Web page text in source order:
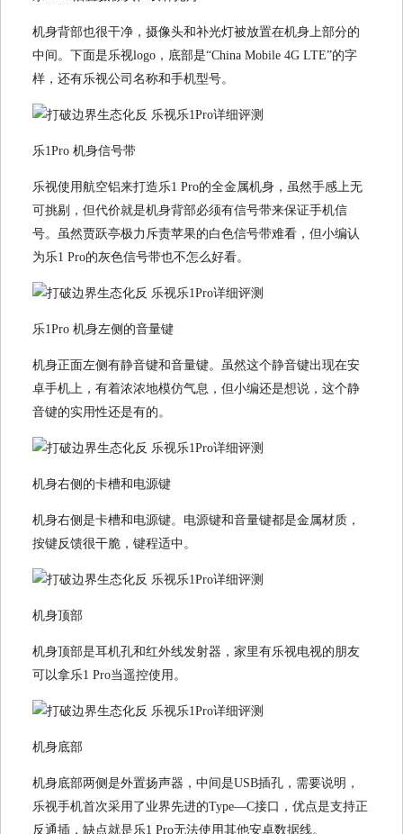
机身背部也很干净，摄像头和补光灯被放置在机身上部分的
中间。下面是乐视logo，底部是“China Mobile 4G LTE”的字
样，还有乐视公司名称和手机型号。
乐1Pro 机身信号带
乐视使用航空铝来打造乐1 Pro的全金属机身，虽然手感上无
可挑剔，但代价就是机身背部必须有信号带来保证手机信
号。虽然贾跃亭极力斥责苹果的白色信号带难看，但小编认
为乐1 Pro的灰色信号带也不怎么好看。
乐1Pro 机身左侧的音量键
机身正面左侧有静音键和音量键。虽然这个静音键出现在安
卓手机上，有着浓浓地模仿气息，但小编还是想说，这个静
音键的实用性还是有的。
机身右侧的卡槽和电源键
机身右侧是卡槽和电源键。电源键和音量键都是金属材质，
按键反馈很干脆，键程适中。
机身顶部
机身顶部是耳机孔和红外线发射器，家里有乐视电视的朋友
可以拿乐1 Pro当遥控使用。
机身底部
机身底部两侧是外置扬声器，中间是USB插孔，需要说明，
乐视手机首次采用了业界先进的Type—C接口，优点是支持正
反通插，缺点就是乐1 Pro无法使用其他安卓数据线。